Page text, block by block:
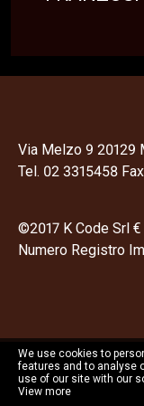
Via Melzo 9 20129
Tel. 02 3315458
©2017 K Code Srl
Numero Registro
We use cookies to
features and to analyse
use of our site with our
View more